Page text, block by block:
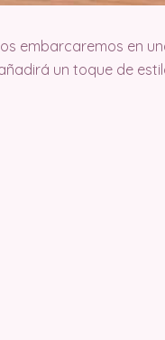
embarcaremos en
un toque de